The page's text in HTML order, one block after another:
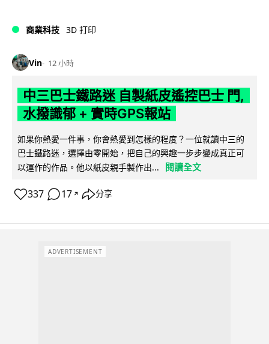
商業科技 3D 打印
Vin 12 小時
中三巴士鐵路迷 自製紙皮遙控巴士 門,
水撥識郁 + 實時GPS報站
如果你熱愛一件事，你會熱愛到怎樣的程度？一位就讀中三的
巴士鐵路迷，選擇由零開始，把自己的興趣一步步變成真正可
以運作的作品。他以紙皮親手製作出...
閱讀全文
337 17 ↗ 分享
ADVERTISEMENT